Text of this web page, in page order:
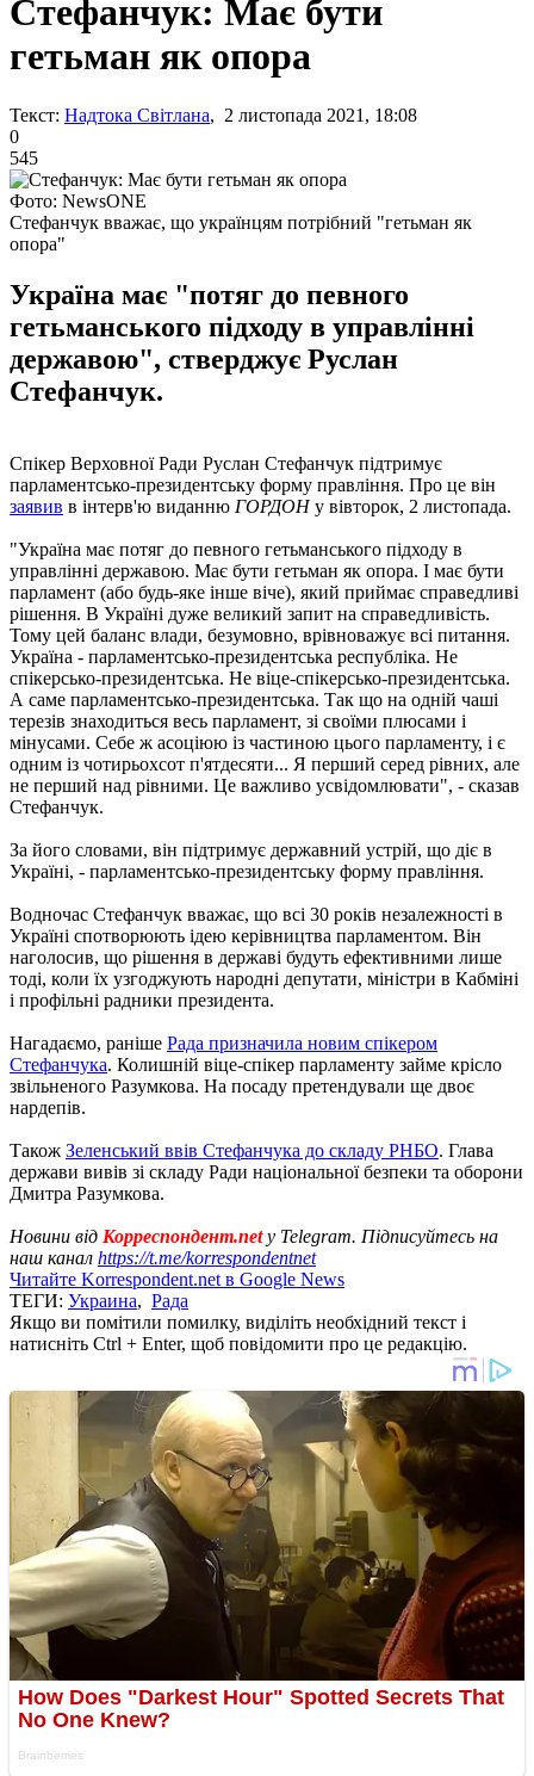
Стефанчук: Має бути
гетьман як опора
Текст: Надтока Світлана, 2 листопада 2021, 18:08
0
545
Фото: NewsONE
Стефанчук вважає, що українцям потрібний "гетьман як
опора"
Україна має "потяг до певного
гетьманського підходу в управлінні
державою", стверджує Руслан
Стефанчук.
Спікер Верховної Ради Руслан Стефанчук підтримує
парламентсько-президентську форму правління. Про це він
заявив в інтерв'ю виданню ГОРДОНу вівторок, 2 листопада.
"Україна має потяг до певного гетьманського підходу в
управлінні державою. Має бути гетьман як опора. І має бути
парламент (або будь-яке інше віче), який приймає справедливі
рішення. В Україні дуже великий запит на справедливість.
Тому цей баланс влади, безумовно, врівноважує всі питання.
Україна - парламентсько-президентська республіка. Не
спікерсько-президентська. Не віце-спікерсько-президентська.
А саме парламентсько-президентська. Так що на одній чаші
терезів знаходиться весь парламент, зі своїми плюсами і
мінусами. Себе ж асоціюю із частиною цього парламенту, і є
одним із чотирьохсот п'ятдесяти... Я перший серед рівних, але
не перший над рівними. Це важливо усвідомлювати", - сказав
Стефанчук.
За його словами, він підтримує державний устрій, що діє в
Україні, - парламентсько-президентську форму правління.
Водночас Стефанчук вважає, що всі 30 років незалежності в
Україні спотворюють ідею керівництва парламентом. Він
наголосив, що рішення в державі будуть ефективними лише
тоді, коли їх узгоджують народні депутати, міністри в Кабміні
і профільні радники президента.
Нагадаємо, раніше Рада призначила новим спікером
Стефанчука. Колишній віце-спікер парламенту займе крісло
звільненого Разумкова. На посаду претендували ще двоє
нардепів.
Також Зеленський ввів Стефанчука до складу РНБО. Глава
держави вивів зі складу Ради національної безпеки та оборони
Дмитра Разумкова.
Новини від Корреспондент.netу Telegram. Підписуйтесь на
наш канал https://t.me/korrespondentnet
Читайте Korrespondent.net в Google News
ТЕГИ: Украина, Рада
Якщо ви помітили помилку, виділіть необхідний текст і
натисніть Ctrl + Enter, щоб повідомити про це редакцію.